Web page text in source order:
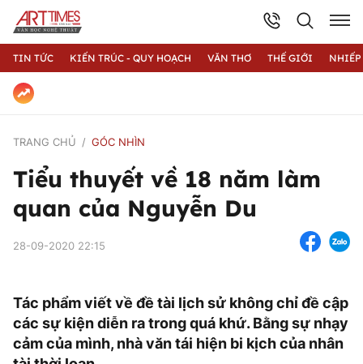
TIN TỨC KIẾN TRÚC - QUY HOẠCH VĂN THƠ THẾ GIỚI
TRANG CHỦ GÓC NHÌN
Tiểu thuyết về 18 năm làm
quan của Nguyễn Du
28-09-2020 22:15
Tác phẩm viết về đề tài lịch sử không chỉ đề cập
các sự kiện diễn ra trong quá khứ. Bằng sự nhạy
cảm của mình, nhà văn tái hiện bi kịch của nhân